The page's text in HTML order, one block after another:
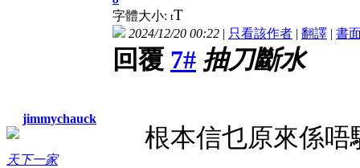
jimmychauck
天下一家
字體大小: tT
2024/12/20 00:22 | 只看該作者 | 翻譯 | 書
回覆 7# 抽刀斷水
根本信乜原來係唔